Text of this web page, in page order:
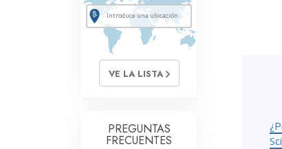
VE LA LISTA
PREGUNTAS
FRECUENTES